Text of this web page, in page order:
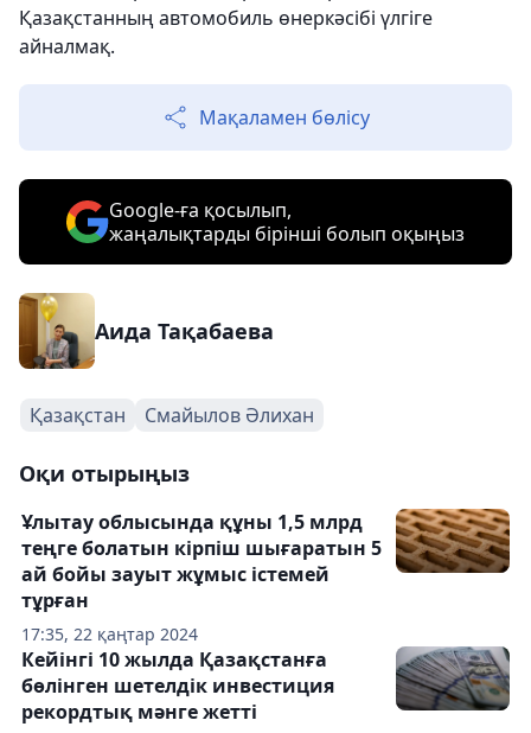
Қазақстанның автомобиль өнеркәсібі үлгіге
айналмақ.
Мақаламен бөлісу
Google-ға қосылып,
жаңалықтарды бірінші болып оқыңыз
Аида Тақабаева
Қазақстан Смайылов Әлихан
Оқи отырыңыз
17:35, 22 қаңтар 2024
Ұлытау облысында құны 1,5 млрд
теңге болатын кірпіш шығаратын 5
ай бойы зауыт жұмыс істемей
тұрған
Кейінгі 10 жылда Қазақстанға
бөлінген шетелдік инвестиция
рекордтық мәнге жетті